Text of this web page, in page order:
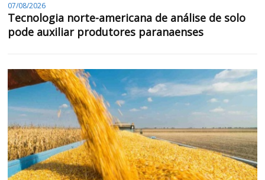
07/08/2026
Tecnologia norte-americana de análise de solo
pode auxiliar produtores paranaenses